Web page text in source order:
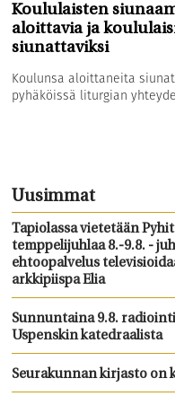
Koululaisten
aloittavia ja
siunattaviksi
Koulunsa aloittaneita
pyhäköissä liturgian
Uusimmat
Tapiolassa vietetään
temppelijuhlaa 8.-9.8. -
ehtoopalvelus
arkkipiispa Elia
Sunnuntaina 9.8.
Uspenskin katedraalista
Seurakunnan kirjasto on